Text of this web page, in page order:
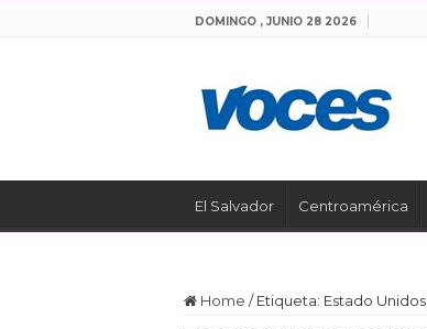
DOMINGO , JUNIO 28 2026
El Salvador Centroamérica
Home / Etiqueta: Estado Unidos